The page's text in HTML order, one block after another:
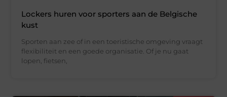
Lockers huren voor sporters aan de Belgische
kust
Sporten aan zee of in een toeristische omgeving vraagt
flexibiliteit en een goede organisatie. Of je nu gaat
lopen, fietsen,